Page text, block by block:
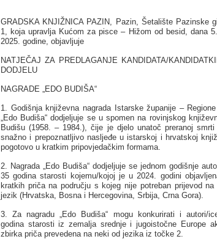
GRADSKA KNJIŽNICA PAZIN, Pazin, Šetalište Pazinske
1, koja upravlja Kućom za pisce – Hižom od besid, dana
2025. godine, objavljuje
NATJEČAJ ZA PREDLAGANJE KANDIDATA/
DODJELU
NAGRADE „EDO BUDIŠA“
1. Godišnja književna nagrada Istarske županije –
„Edo Budiša“ dodjeljuje se u spomen na rovinjskog
Budišu (1958. – 1984.), čije je djelo unatoč preranoj smrti
snažno i prepoznatljivo nasljeđe u istarskoj i hrvatskoj
pogotovo u kratkim pripovjedačkim formama.
2. Nagrada „Edo Budiša“ dodjeljuje se jednom godišnje
35 godina starosti kojemu/kojoj je u 2024. godini
kratkih priča na području s kojeg nije potreban prijevod na
jezik (Hrvatska, Bosna i Hercegovina, Srbija, Crna Gora).
3. Za nagradu „Edo Budiša“ mogu konkurirati i autori/
godina starosti iz zemalja srednje i jugoistočne Europe
zbirka priča prevedena na neki od jezika iz točke 2.